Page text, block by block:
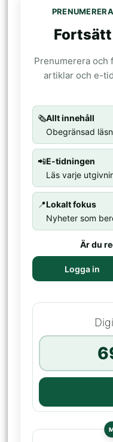
Prenumerera och
artiklar och e-
🗞️Allt innehåll
Obegränsad
📲E-tidningen
Läs varje
📍Lokalt fokus
Nyheter som
Är du
Logga in